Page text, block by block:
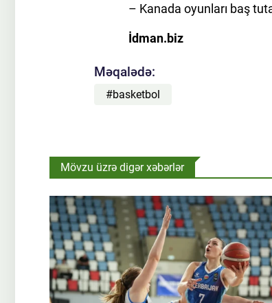
– Kanada oyunları baş
İdman.biz
Məqalədə:
#basketbol
Mövzu üzrə digər xəbərlər